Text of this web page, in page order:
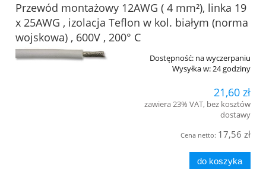
Przewód montażowy 12AWG ( 4 mm²), linka 19
x 25AWG , izolacja Teflon w kol. białym (norma
wojskowa) , 600V , 200° C
Dostępność: na wyczerpaniu
Wysyłka w:24 godziny
21,60 zł
zawiera 23% VAT, bez kosztów
dostawy
Cena netto: 17,56 zł
do koszyka